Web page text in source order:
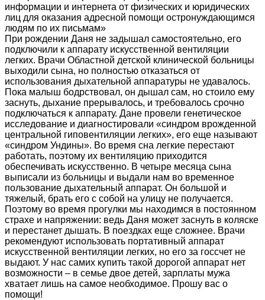
информации и интернета от физических и юридических
лиц для оказания адресной помощи остронуждающимся
людям по их письмам»
При рождении Даня не задышал самостоятельно, его
подключили к аппарату искусственной вентиляции
легких. Врачи Областной детской клинической больницы
выходили сына, но полностью отказаться от
использования дыхательной аппаратуры не удавалось.
Пока малыш бодрствовал, он дышал сам, но стоило ему
заснуть, дыхание прерывалось, и требовалось срочно
подключаться к аппарату. Дане провели генетическое
исследование и диагностировали «синдром врожденной
центральной гиповентиляции легких», его еще называют
«синдром Ундины». Во время сна легкие перестают
работать, поэтому их вентиляцию приходится
обеспечивать искусственно. В четыре месяца сына
выписали из больницы и выдали нам во временное
пользование дыхательный аппарат. Он большой и
тяжелый, брать его с собой на улицу не получается.
Поэтому во время прогулки мы находимся в постоянном
страхе и напряжении: ведь Даня может заснуть в коляске
и перестанет дышать. В поездках еще сложнее. Врачи
рекомендуют использовать портативный аппарат
искусственной вентиляции легких, но его за госсчет не
выдают. У нас самих купить такой дорогой аппарат нет
возможности – в семье двое детей, зарплаты мужа
хватает лишь на самое необходимое. Прошу вас о
помощи!